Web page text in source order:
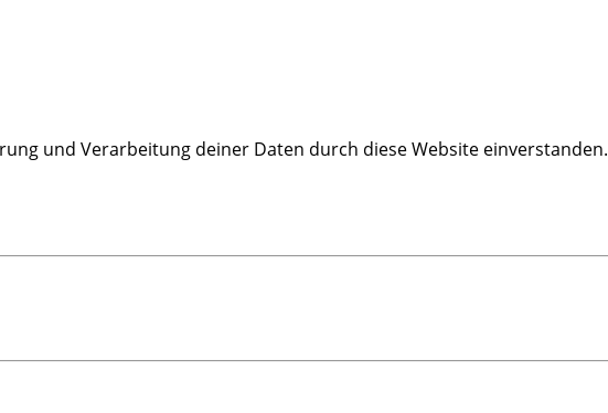
und Verarbeitung deiner Daten durch diese Website einverstanden.